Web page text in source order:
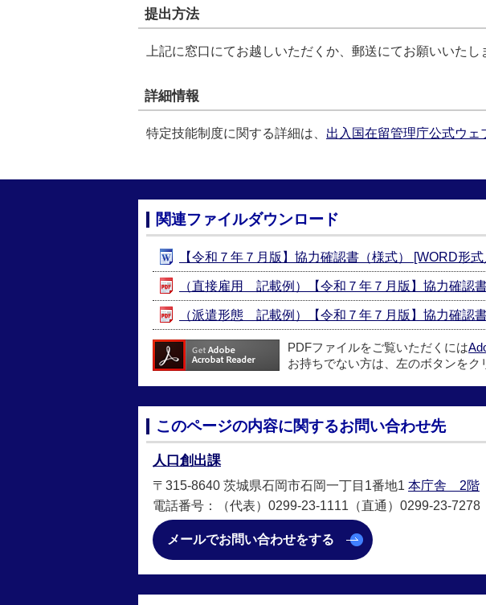
提出方法
上記に窓口にてお越しいただくか、郵送にてお願いいたし
詳細情報
特定技能制度に関する詳細は、 出入国在留管理庁公式ウェ
関連ファイルダウンロード
【令和７年７月版】協力確認書（様式） [WORD形
（直接雇用＿記載例）【令和７年７月版】協力確認
（派遣形態＿記載例）【令和７年７月版】協力確認
PDFファイルをご覧いただくには
お持ちでない方は、左のボタンをク
このページの内容に関するお問い合わせ先
人口創出課
〒315-8640 茨城県石岡市石岡一丁目1番地1 本庁舎 2階
電話番号：（代表）0299-23-1111（直通）0299-23-7278
メールでお問い合わせをする